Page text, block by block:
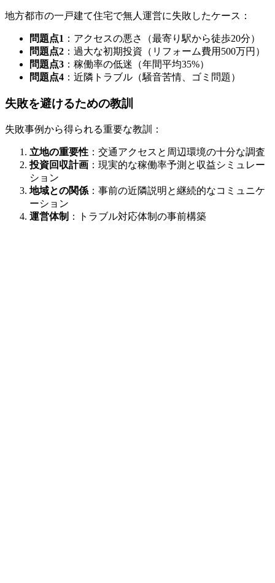
地方都市の一戸建て住宅で無人運営に失敗したケース：
問題点1 ：アクセスの悪さ（最寄り駅から徒歩20分）
問題点2 ：過大な初期投資（リフォーム費用500万円）
問題点3 ：稼働率の低迷（年間平均35%）
問題点4 ：近隣トラブル（騒音苦情、ゴミ問題）
失敗を避けるための教訓
失敗事例から得られる重要な教訓：
立地の重要性 ：交通アクセスと周辺環境の十分な調査
投資回収計画 ：現実的な稼働率予測と収益シミュレー
ション
地域との関係 ：事前の近隣説明と継続的なコミュニケ
ーション
運営体制 ：トラブル対応体制の事前構築